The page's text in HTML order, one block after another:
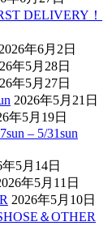
DELIVERY！
年6月2日
年5月28日
年5月27日
2026年5月21日
年5月19日
– 5/31sun
年5月14日
年5月11日
2026年5月10日
＆OTHER